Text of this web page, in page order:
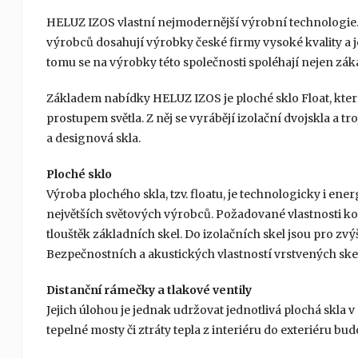
HELUZ IZOS vlastní nejmodernější výrobní
výrobců dosahují výrobky české firmy vysoké kvality
tomu se na výrobky této společnosti spoléhají nejen
Základem nabídky HELUZ IZOS je ploché sklo Float,
prostupem světla. Z něj se vyrábějí izolační dvojskla a
a designová skla.
Ploché sklo
Výroba plochého skla, tzv. floatu, je technologicky i
největších světových výrobců. Požadované vlastnosti
tlouštěk základních skel. Do izolačních skel jsou pro
Bezpečnostních a akustických vlastností vrstvených
Distanční rámečky a tlakové ventily
Jejich úlohou je jednak udržovat jednotlivá plochá skla
tepelné mosty či ztráty tepla z interiéru do exteriéru